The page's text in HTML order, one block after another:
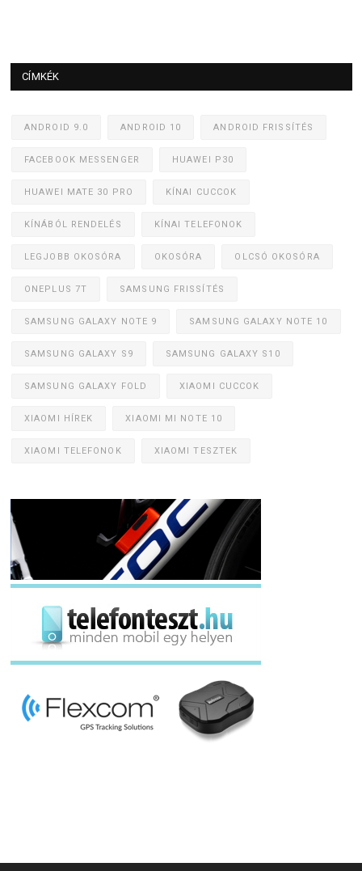
CÍMKÉK
ANDROID 9.0 ANDROID 10 ANDROID FRISSÍTÉS
FACEBOOK MESSENGER HUAWEI P30
HUAWEI MATE 30 PRO KÍNAI CUCCOK
KÍNÁBÓL RENDELÉS KÍNAI TELEFONOK
LEGJOBB OKOSÓRA OKOSÓRA OLCSÓ OKOSÓRA
ONEPLUS 7T SAMSUNG FRISSÍTÉS
SAMSUNG GALAXY NOTE 9 SAMSUNG GALAXY NOTE 10
SAMSUNG GALAXY S9 SAMSUNG GALAXY S10
SAMSUNG GALAXY FOLD XIAOMI CUCCOK
XIAOMI HÍREK XIAOMI MI NOTE 10
XIAOMI TELEFONOK XIAOMI TESZTEK